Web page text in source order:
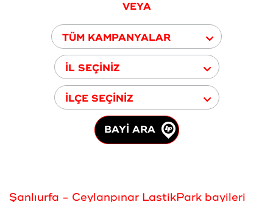
VEYA
TÜM KAMPANYALAR
İL SEÇİNİZ
İLÇE SEÇİNİZ
BAYİ ARA
Şanlıurfa - Ceylanpınar LastikPark bayileri